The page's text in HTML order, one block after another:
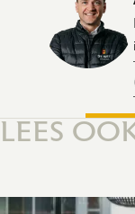
LEES